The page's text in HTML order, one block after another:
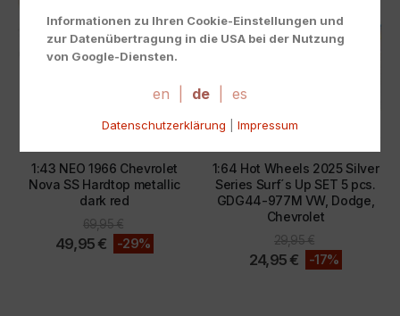
1:43 NEO 1966 Chevrolet
Nova SS Hardtop metallic
dark red
69,95€
49,95 € -29%
1:64, CHEVROLET
1:64 Hot Wheels 2025 Silver
Series Surf´s Up SET 5 pcs.
GDG44-977M VW, Dodge,
Chevrolet
29,95€
24,95 € -17%
Informationen zu Ihren Cookie-Einstellungen und
zur Datenübertragung in die USA bei der Nutzung
von Google-Diensten.
Cookies sind absolut notwendig, um unsere Website
werden nur gesetzt, wenn Sie ihrer Verwendung
Über die Auswahl bestimmter Cookies in den
Akkordeon-Elementen können Sie wählen, ob Sie "nur
wesentliche Cookies ", "alle Cookies akzeptieren"
oder "individuelle Cookie-Einstellungen speichern"
möchten.
en de es
Datenschutzerklärung Impressum